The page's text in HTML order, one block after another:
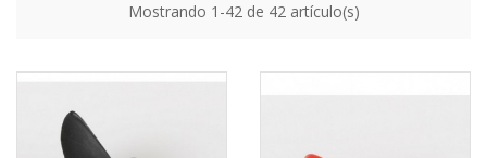
Mostrando 1-42 de 42 artículo(s)